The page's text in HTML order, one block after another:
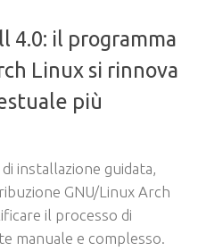
4.0: il programma
Linux si rinnova
più
installazione guidata,
GNU/Linux Arch
il processo di
manuale e complesso.